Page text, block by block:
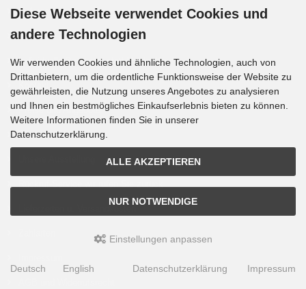
Lieferzeit
Widerruf
Individuelle Beratung, statt blinder Kauf!
Preise und Angebote
Wegbeschreibung
Diese Webseite verwendet Cookies und
andere Technologien
Wir verwenden Cookies und ähnliche Technologien, auch von
Drittanbietern, um die ordentliche Funktionsweise der Website zu
gewährleisten, die Nutzung unseres Angebotes zu analysieren
und Ihnen ein bestmögliches Einkaufserlebnis bieten zu können.
Weitere Informationen finden Sie in unserer
Datenschutzerklärung.
ALLE AKZEPTIEREN
NUR NOTWENDIGE
Einstellungen anpassen
Deutsch English Datenschutzerklärung Impressum